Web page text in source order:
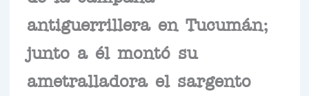
antiguerrillera en Tucumán;
junto a él montó su
ametralladora el sargento